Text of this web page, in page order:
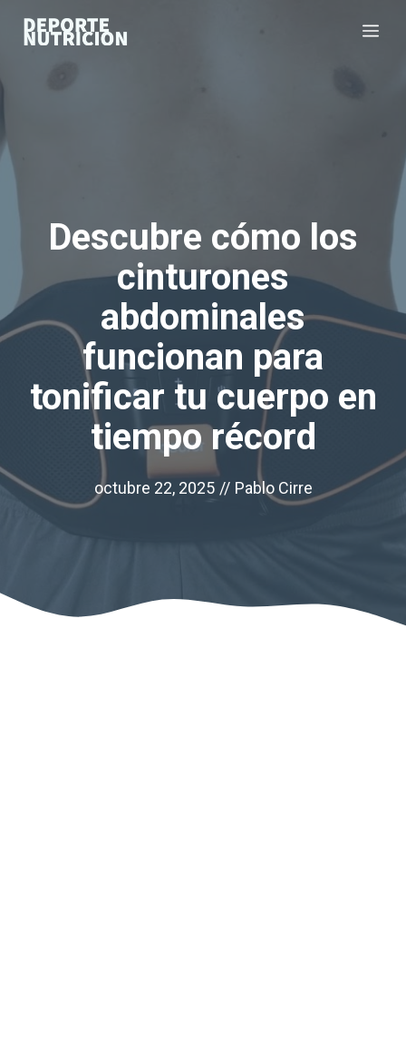
Descubre cómo los
cinturones
abdominales
funcionan para
tonificar tu cuerpo en
tiempo récord
octubre 22, 2025 // Pablo Cirre